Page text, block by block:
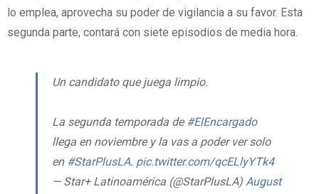
lo emplea, aprovecha su poder de vigilancia a su favor. Esta
segunda parte, contará con siete episodios de media hora.
Un candidato que juega limpio.
La segunda temporada de #ElEncargado
llega en noviembre y la vas a poder ver solo
en #StarPlusLA. pic.twitter.com/qcELlyYTk4
— Star+ Latinoamérica (@StarPlusLA) August